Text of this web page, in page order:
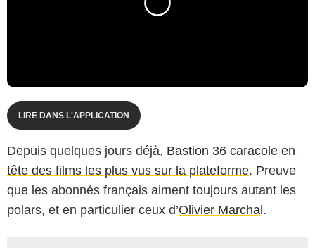
LIRE DANS L'APPLICATION
Depuis quelques jours déjà, Bastion 36 caracole en
tête des films les plus vus sur la plateforme. Preuve
que les abonnés français aiment toujours autant les
polars, et en particulier ceux d’Olivier Marchal.